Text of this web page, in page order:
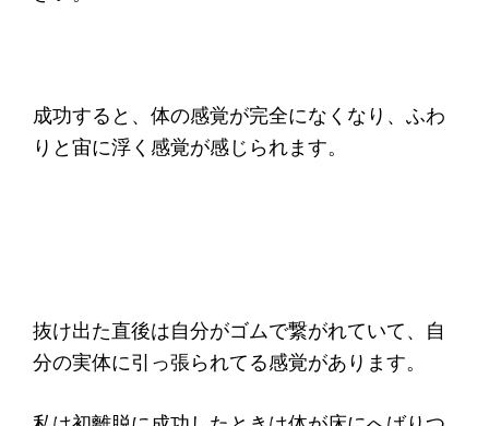
成功すると、体の感覚が完全になくなり、ふわ
りと宙に浮く感覚が感じられます。
抜け出た直後は自分がゴムで繋がれていて、自
分の実体に引っ張られてる感覚があります。